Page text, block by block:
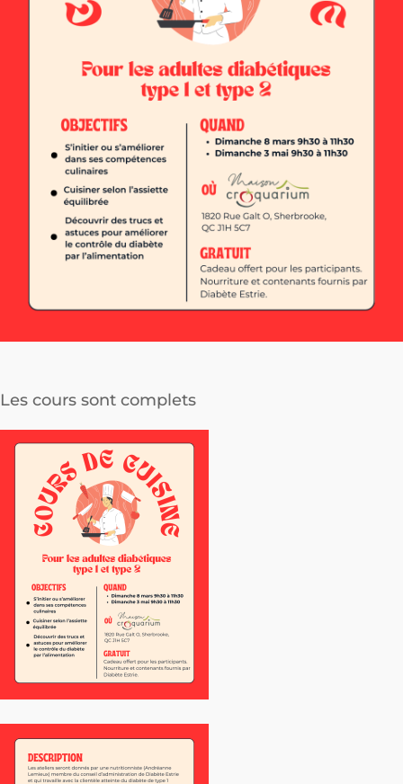
Les cours sont complets